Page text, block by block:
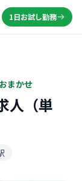
1日お試し勤務
まかせ
人（単